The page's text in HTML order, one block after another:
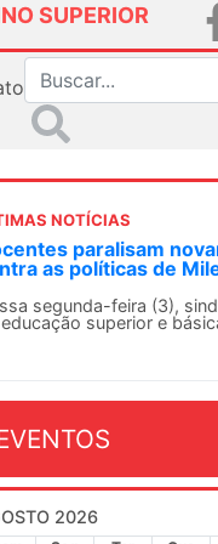
SUPERIOR
NOTÍCIAS
SN convoca
de agosto
SN conclama suas
2026